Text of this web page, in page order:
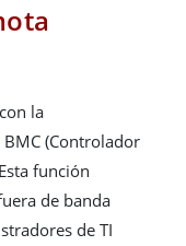
la
(Controlador
función
de banda
de TI